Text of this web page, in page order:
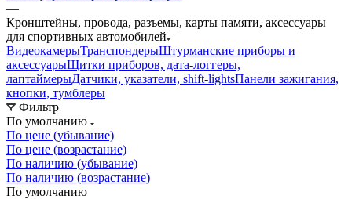
—
Кронштейны, провода, разъемы, карты памяти, аксессуары
для спортивных автомобилей
ВидеокамерыТранспондерыШтурманские приборы и
аксессуарыЩитки приборов, дата-логгеры,
лаптаймерыДатчики, указатели, shift-lightsПанели зажигания,
кнопки, тумблеры
Фильтр
По умолчанию
По цене (убывание)
По цене (возрастание)
По наличию (убывание)
По наличию (возрастание)
По умолчанию